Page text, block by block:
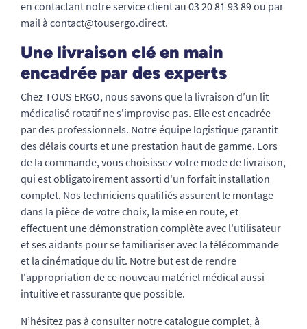
en contactant notre service client au 03 20 81 93 89 ou par
mail à contact@tousergo.direct.
Une livraison clé en main
encadrée par des experts
Chez TOUS ERGO, nous savons que la livraison d’un lit
médicalisé rotatif ne s'improvise pas. Elle est encadrée
par des professionnels. Notre équipe logistique garantit
des délais courts et une prestation haut de gamme. Lors
de la commande, vous choisissez votre mode de livraison,
qui est obligatoirement assorti d'un forfait installation
complet. Nos techniciens qualifiés assurent le montage
dans la pièce de votre choix, la mise en route, et
effectuent une démonstration complète avec l'utilisateur
et ses aidants pour se familiariser avec la télécommande
et la cinématique du lit. Notre but est de rendre
l'appropriation de ce nouveau matériel médical aussi
intuitive et rassurante que possible.
N’hésitez pas à consulter notre catalogue complet, à